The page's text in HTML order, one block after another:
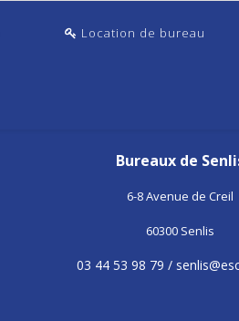
Location de bureau
Bureaux de
6-8 Avenue de Creil
60300 Senlis
03 44 53 98 79 /